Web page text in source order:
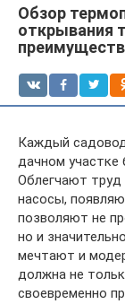
Обзор
открывания
Каждый
дачном участке
Облегчают труд
насосы,
позволяют не
но и
мечтают и
должна не
своевременно